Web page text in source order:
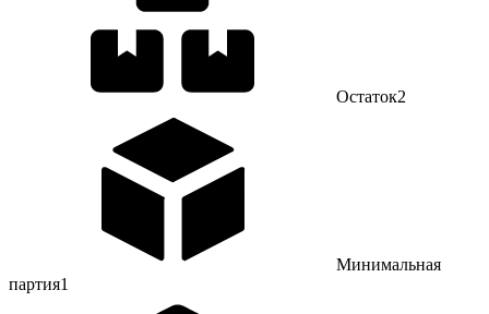
Остаток2
Минимальная
партия1